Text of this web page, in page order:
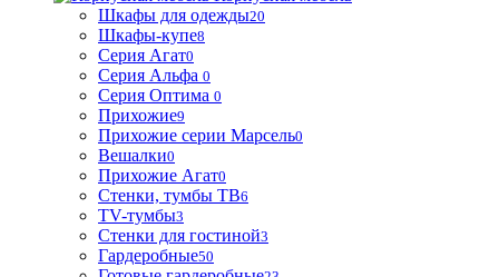
Шкафы для одежды20
Шкафы-купе8
Серия Агат0
Серия Альфа 0
Серия Оптима 0
Прихожие9
Прихожие серии Марсель0
Вешалки0
Прихожие Агат0
Стенки, тумбы ТВ6
TV-тумбы3
Стенки для гостиной3
Гардеробные50